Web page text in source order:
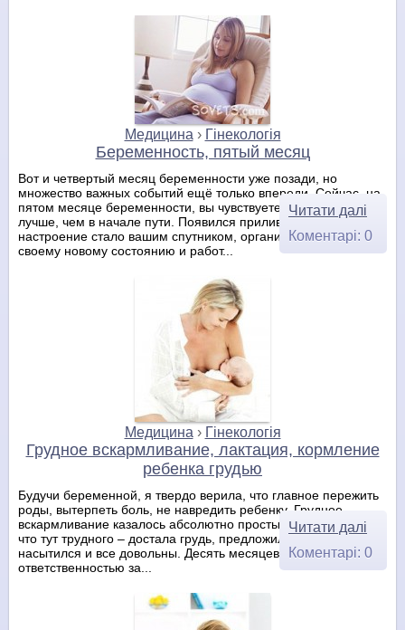
Медицина › Гінекологія
Беременность, пятый месяц
Вот и четвертый месяц беременности уже позади, но
множество важных событий ещё только впереди. Сейчас, на
пятом месяце беременности, вы чувствуете себя гораздо
лучше, чем в начале пути. Появился прилив сил, хорошее
настроение стало вашим спутником, организм привык к
своему новому состоянию и работ...
Читати далі
Коментарі: 0
Медицина › Гінекологія
Грудное вскармливание, лактация, кормление
ребенка грудью
Будучи беременной, я твердо верила, что главное пережить
роды, вытерпеть боль, не навредить ребенку. Грудное
вскармливание казалось абсолютно простым процессом. Ну
что тут трудного – достала грудь, предложила малышу, он
насытился и все довольны. Десять месяцев спустя, я со всей
ответственностью за...
Читати далі
Коментарі: 0